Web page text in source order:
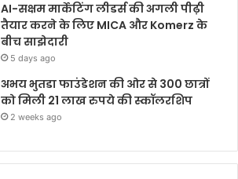
AI-सक्षम मार्केटिंग लीडर्स की अगली पीढ़ी
तैयार करने के लिए MICA और Komerz के
बीच साझेदारी
5 days ago
अभय भुतडा फाउंडेशन की ओर से 300 छात्रों
को मिली 21 लाख रुपये की स्कॉलरशिप
2 weeks ago